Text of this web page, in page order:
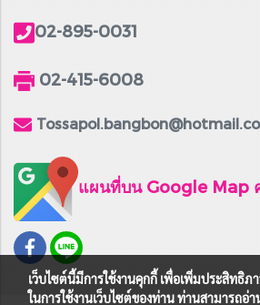
02-895-0031
02-415-6008
แผนที่บน Google Map
เว็บไซต์นี้มีการใช้งานคุกกี้ เพื่อเพิ่มประสิทธิ
ในการใช้งานเว็บไซต์ของท่าน ท่านสามารถอ่